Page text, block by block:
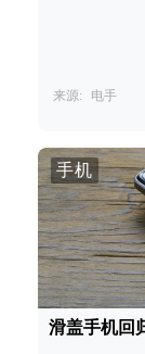
来源: 电手
手机
滑盖手机回